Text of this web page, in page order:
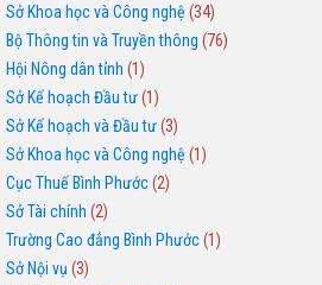
Sở Khoa học và Công nghệ (34)
Bộ Thông tin và Truyền thông (76)
Hội Nông dân tỉnh (1)
Sở Kế hoạch Đầu tư(1)
Sở Kế hoạch và Đầu tư(3)
Sở Khoa học và Công nghệ (1)
Cục Thuế Bình Phước(2)
Sở Tài chính (2)
Trường Cao đẳng Bình Phước(1)
Sở Nội vụ (3)